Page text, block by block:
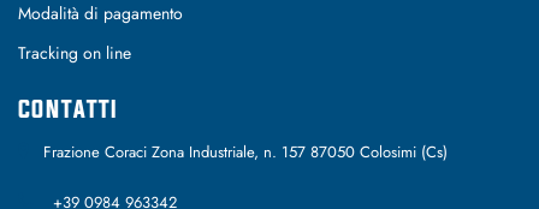
Modalità di pagamento
Tracking on line
CONTATTI
Frazione Coraci Zona Industriale, n. 157 87050 Colosimi (Cs)
+39 0984 963342